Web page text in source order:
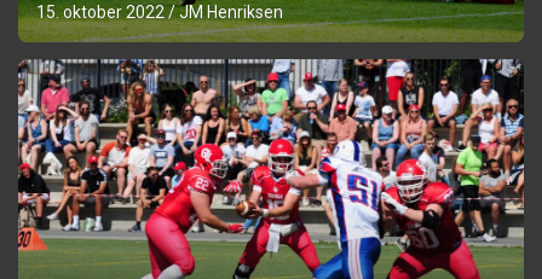
15. oktober 2022 JM Henriksen